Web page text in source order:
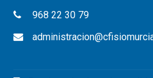
968 22 30 79